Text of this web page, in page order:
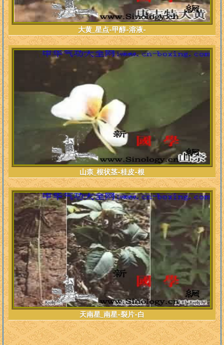
大黄_星点-甲醇-溶液-
山柰_根状茎-桂皮-根
天南星_南星-裂片-白